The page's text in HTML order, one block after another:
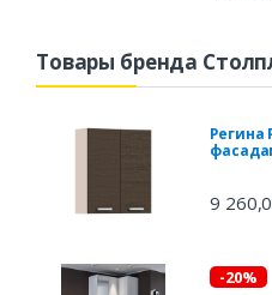
Товары бренда
Регина
9
-20%